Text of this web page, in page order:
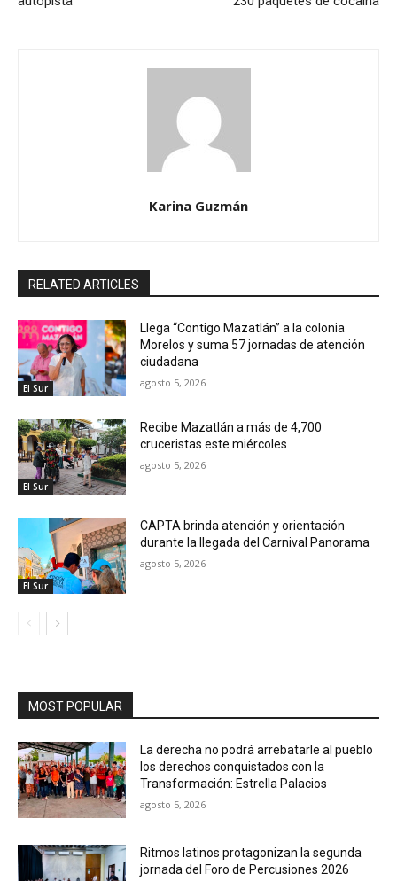
Karina Guzmán
RELATED ARTICLES
El Sur
Llega “Contigo Mazatlán” a la colonia
Morelos y suma 57 jornadas de atención
ciudadana
agosto 5, 2026
El Sur
Recibe Mazatlán a más de 4,700
cruceristas este miércoles
agosto 5, 2026
El Sur
CAPTA brinda atención y orientación
durante la llegada del Carnival Panorama
agosto 5, 2026
MOST POPULAR
La derecha no podrá arrebatarle al pueblo
los derechos conquistados con la
Transformación: Estrella Palacios
agosto 5, 2026
Ritmos latinos protagonizan la segunda
jornada del Foro de Percusiones 2026